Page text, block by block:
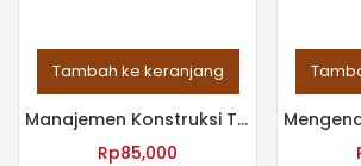
Tambah ke keranjang
Manajemen Konstruksi Teknik Sipil
Rp85,000